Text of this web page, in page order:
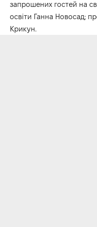
запрошених гостей на
освіти Ганна Новосад;
Крикун.